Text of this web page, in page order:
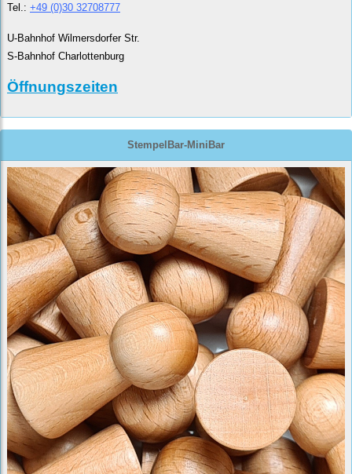
Tel.: +49 (0)30 32708777
U-Bahnhof Wilmersdorfer Str.
S-Bahnhof Charlottenburg
Öffnungszeiten
StempelBar-MiniBar